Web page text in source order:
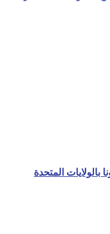
المتحدة